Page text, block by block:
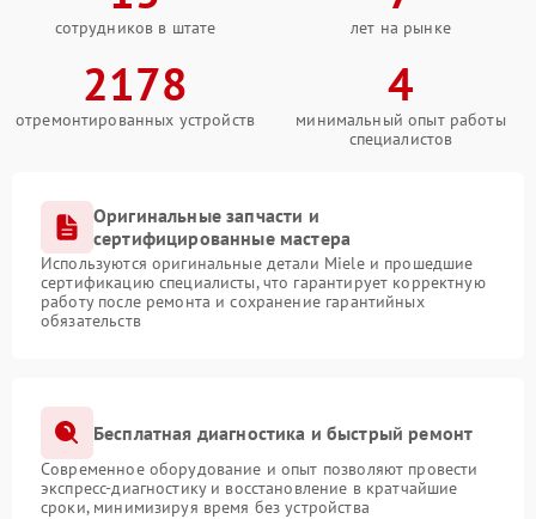
сотрудников в штате лет на рынке
2178
отремонтированных устройств
4
минимальный опыт работы
специалистов
Оригинальные запчасти и
сертифицированные мастера
Используются оригинальные детали Miele и прошедшие
сертификацию специалисты, что гарантирует корректную
работу после ремонта и сохранение гарантийных
обязательств
Бесплатная диагностика и быстрый ремонт
Современное оборудование и опыт позволяют провести
экспресс-диагностику и восстановление в кратчайшие
сроки, минимизируя время без устройства